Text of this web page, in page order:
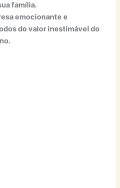
família.
emocionante e
do valor inestimável do